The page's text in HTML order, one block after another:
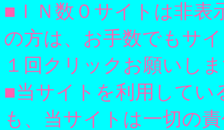
■ＩＮ数０サイトは非表
の方は、お手数でもサ
１回クリックお願いし
■当サイトを利用してい
も、当サイトは一切の